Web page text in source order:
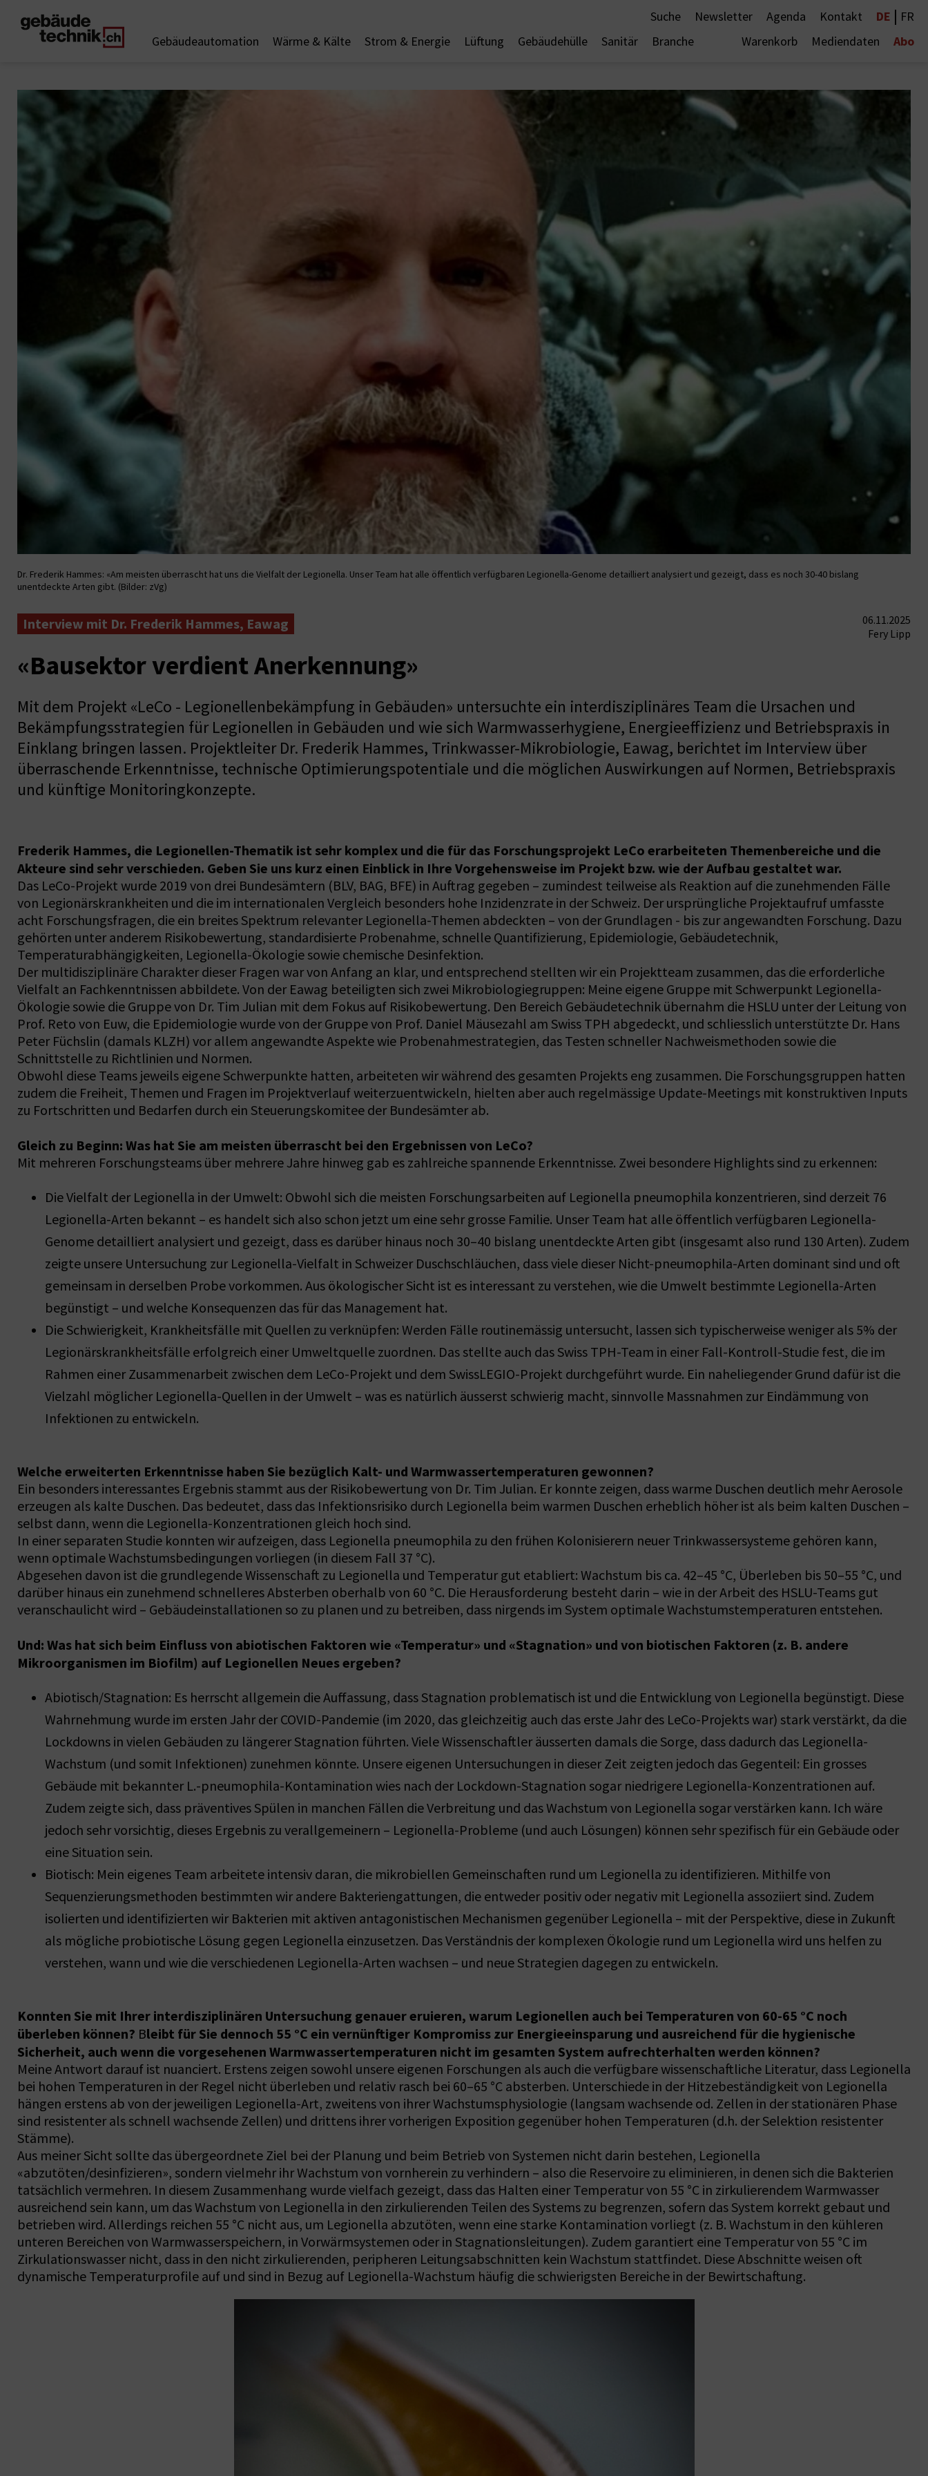
Suche Newsletter Agenda Kontakt DE | FR
Gebäudeautomation
Wärme & Kälte Strom & Energie Lüftung Gebäudehülle Sanitär Branche Warenkorb Mediendaten Abo
Dr. Frederik Hammes: «Am meisten überrascht hat uns die Vielfalt der Legionella. Unser Team hat alle öffentlich verfügbaren Legionella-Genome detailliert analysiert und gezeigt, dass es noch 30-40 bislang
unentdeckte Arten gibt. (Bilder: zVg)
Interview mit Dr. Frederik Hammes, Eawag
06.11.2025
Fery Lipp
«Bausektor verdient Anerkennung»
Mit dem Projekt «LeCo - Legionellenbekämpfung in Gebäuden» untersuchte ein interdisziplinäres Team die Ursachen und
Bekämpfungsstrategien für Legionellen in Gebäuden und wie sich Warmwasserhygiene, Energieeffizienz und Betriebspraxis in
Einklang bringen lassen. Projektleiter Dr. Frederik Hammes, Trinkwasser-Mikrobiologie, Eawag, berichtet im Interview über
überraschende Erkenntnisse, technische Optimierungspotentiale und die möglichen Auswirkungen auf Normen, Betriebspraxis
und künftige Monitoringkonzepte.
Frederik Hammes, die Legionellen-Thematik ist sehr komplex und die für das Forschungsprojekt LeCo erarbeiteten Themenbereiche und die
Akteure sind sehr verschieden. Geben Sie uns kurz einen Einblick in Ihre Vorgehensweise im Projekt bzw. wie der Aufbau gestaltet war.
Das LeCo-Projekt wurde 2019 von drei Bundesämtern (BLV, BAG, BFE) in Auftrag gegeben – zumindest teilweise als Reaktion auf die zunehmenden Fälle
von Legionärskrankheiten und die im internationalen Vergleich besonders hohe Inzidenzrate in der Schweiz. Der ursprüngliche Projektaufruf umfasste
acht Forschungsfragen, die ein breites Spektrum relevanter Legionella-Themen abdeckten – von der Grundlagen - bis zur angewandten Forschung. Dazu
gehörten unter anderem Risikobewertung, standardisierte Probenahme, schnelle Quantifizierung, Epidemiologie, Gebäudetechnik,
Temperaturabhängigkeiten, Legionella-Ökologie sowie chemische Desinfektion.
Der multidisziplinäre Charakter dieser Fragen war von Anfang an klar, und entsprechend stellten wir ein Projektteam zusammen, das die erforderliche
Vielfalt an Fachkenntnissen abbildete. Von der Eawag beteiligten sich zwei Mikrobiologiegruppen: Meine eigene Gruppe mit Schwerpunkt Legionella-
Ökologie sowie die Gruppe von Dr. Tim Julian mit dem Fokus auf Risikobewertung. Den Bereich Gebäudetechnik übernahm die HSLU unter der Leitung von
Prof. Reto von Euw, die Epidemiologie wurde von der Gruppe von Prof. Daniel Mäusezahl am Swiss TPH abgedeckt, und schliesslich unterstützte Dr. Hans
Peter Füchslin (damals KLZH) vor allem angewandte Aspekte wie Probenahmestrategien, das Testen schneller Nachweismethoden sowie die
Schnittstelle zu Richtlinien und Normen.
Obwohl diese Teams jeweils eigene Schwerpunkte hatten, arbeiteten wir während des gesamten Projekts eng zusammen. Die Forschungsgruppen hatten
zudem die Freiheit, Themen und Fragen im Projektverlauf weiterzuentwickeln, hielten aber auch regelmässige Update-Meetings mit konstruktiven Inputs
zu Fortschritten und Bedarfen durch ein Steuerungskomitee der Bundesämter ab.
Gleich zu Beginn: Was hat Sie am meisten überrascht bei den Ergebnissen von LeCo?
Mit mehreren Forschungsteams über mehrere Jahre hinweg gab es zahlreiche spannende Erkenntnisse. Zwei besondere Highlights sind zu erkennen:
Die Vielfalt der Legionella in der Umwelt: Obwohl sich die meisten Forschungsarbeiten auf Legionella pneumophila konzentrieren, sind derzeit 76
Legionella-Arten bekannt – es handelt sich also schon jetzt um eine sehr grosse Familie. Unser Team hat alle öffentlich verfügbaren Legionella-
Genome detailliert analysiert und gezeigt, dass es darüber hinaus noch 30–40 bislang unentdeckte Arten gibt (insgesamt also rund 130 Arten). Zudem
zeigte unsere Untersuchung zur Legionella-Vielfalt in Schweizer Duschschläuchen, dass viele dieser Nicht-pneumophila-Arten dominant sind und oft
gemeinsam in derselben Probe vorkommen. Aus ökologischer Sicht ist es interessant zu verstehen, wie die Umwelt bestimmte Legionella-Arten
begünstigt – und welche Konsequenzen das für das Management hat.
Die Schwierigkeit, Krankheitsfälle mit Quellen zu verknüpfen: Werden Fälle routinemässig untersucht, lassen sich typischerweise weniger als 5% der
Legionärskrankheitsfälle erfolgreich einer Umweltquelle zuordnen. Das stellte auch das Swiss TPH-Team in einer Fall-Kontroll-Studie fest, die im
Rahmen einer Zusammenarbeit zwischen dem LeCo-Projekt und dem SwissLEGIO-Projekt durchgeführt wurde. Ein naheliegender Grund dafür ist die
Vielzahl möglicher Legionella-Quellen in der Umwelt – was es natürlich äusserst schwierig macht, sinnvolle Massnahmen zur Eindämmung von
Infektionen zu entwickeln.
Welche erweiterten Erkenntnisse haben Sie bezüglich Kalt- und Warmwassertemperaturen gewonnen?
Ein besonders interessantes Ergebnis stammt aus der Risikobewertung von Dr. Tim Julian. Er konnte zeigen, dass warme Duschen deutlich mehr Aerosole
erzeugen als kalte Duschen. Das bedeutet, dass das Infektionsrisiko durch Legionella beim warmen Duschen erheblich höher ist als beim kalten Duschen –
selbst dann, wenn die Legionella-Konzentrationen gleich hoch sind.
In einer separaten Studie konnten wir aufzeigen, dass Legionella pneumophila zu den frühen Kolonisierern neuer Trinkwassersysteme gehören kann,
wenn optimale Wachstumsbedingungen vorliegen (in diesem Fall 37 °C).
Abgesehen davon ist die grundlegende Wissenschaft zu Legionella und Temperatur gut etabliert: Wachstum bis ca. 42–45 °C, Überleben bis 50–55 °C, und
darüber hinaus ein zunehmend schnelleres Absterben oberhalb von 60 °C. Die Herausforderung besteht darin – wie in der Arbeit des HSLU-Teams gut
veranschaulicht wird – Gebäudeinstallationen so zu planen und zu betreiben, dass nirgends im System optimale Wachstumstemperaturen entstehen.
Und: Was hat sich beim Einfluss von abiotischen Faktoren wie «Temperatur» und «Stagnation» und von biotischen Faktoren (z. B. andere
Mikroorganismen im Biofilm) auf Legionellen Neues ergeben?
Abiotisch/Stagnation: Es herrscht allgemein die Auffassung, dass Stagnation problematisch ist und die Entwicklung von Legionella begünstigt. Diese
Wahrnehmung wurde im ersten Jahr der COVID-Pandemie (im 2020, das gleichzeitig auch das erste Jahr des LeCo-Projekts war) stark verstärkt, da die
Lockdowns in vielen Gebäuden zu längerer Stagnation führten. Viele Wissenschaftler äusserten damals die Sorge, dass dadurch das Legionella-
Wachstum (und somit Infektionen) zunehmen könnte. Unsere eigenen Untersuchungen in dieser Zeit zeigten jedoch das Gegenteil: Ein grosses
Gebäude mit bekannter L.-pneumophila-Kontamination wies nach der Lockdown-Stagnation sogar niedrigere Legionella-Konzentrationen auf.
Zudem zeigte sich, dass präventives Spülen in manchen Fällen die Verbreitung und das Wachstum von Legionella sogar verstärken kann. Ich wäre
jedoch sehr vorsichtig, dieses Ergebnis zu verallgemeinern – Legionella-Probleme (und auch Lösungen) können sehr spezifisch für ein Gebäude oder
eine Situation sein.
Biotisch: Mein eigenes Team arbeitete intensiv daran, die mikrobiellen Gemeinschaften rund um Legionella zu identifizieren. Mithilfe von
Sequenzierungsmethoden bestimmten wir andere Bakteriengattungen, die entweder positiv oder negativ mit Legionella assoziiert sind. Zudem
isolierten und identifizierten wir Bakterien mit aktiven antagonistischen Mechanismen gegenüber Legionella – mit der Perspektive, diese in Zukunft
als mögliche probiotische Lösung gegen Legionella einzusetzen. Das Verständnis der komplexen Ökologie rund um Legionella wird uns helfen zu
verstehen, wann und wie die verschiedenen Legionella-Arten wachsen – und neue Strategien dagegen zu entwickeln.
Konnten Sie mit Ihrer interdisziplinären Untersuchung genauer eruieren, warum Legionellen auch bei Temperaturen von 60-65 °C noch
überleben können? Bleibt für Sie dennoch 55 °C ein vernünftiger Kompromiss zur Energieeinsparung und ausreichend für die hygienische
Sicherheit, auch wenn die vorgesehenen Warmwassertemperaturen nicht im gesamten System aufrechterhalten werden können?
Meine Antwort darauf ist nuanciert. Erstens zeigen sowohl unsere eigenen Forschungen als auch die verfügbare wissenschaftliche Literatur, dass Legionella
bei hohen Temperaturen in der Regel nicht überleben und relativ rasch bei 60–65 °C absterben. Unterschiede in der Hitzebeständigkeit von Legionella
hängen erstens ab von der jeweiligen Legionella-Art, zweitens von ihrer Wachstumsphysiologie (langsam wachsende od. Zellen in der stationären Phase
sind resistenter als schnell wachsende Zellen) und drittens ihrer vorherigen Exposition gegenüber hohen Temperaturen (d.h. der Selektion resistenter
Stämme).
Aus meiner Sicht sollte das übergeordnete Ziel bei der Planung und beim Betrieb von Systemen nicht darin bestehen, Legionella
«abzutöten/desinfizieren», sondern vielmehr ihr Wachstum von vornherein zu verhindern – also die Reservoire zu eliminieren, in denen sich die Bakterien
tatsächlich vermehren. In diesem Zusammenhang wurde vielfach gezeigt, dass das Halten einer Temperatur von 55 °C in zirkulierendem Warmwasser
ausreichend sein kann, um das Wachstum von Legionella in den zirkulierenden Teilen des Systems zu begrenzen, sofern das System korrekt gebaut und
betrieben wird. Allerdings reichen 55 °C nicht aus, um Legionella abzutöten, wenn eine starke Kontamination vorliegt (z. B. Wachstum in den kühleren
unteren Bereichen von Warmwasserspeichern, in Vorwärmsystemen oder in Stagnationsleitungen). Zudem garantiert eine Temperatur von 55 °C im
Zirkulationswasser nicht, dass in den nicht zirkulierenden, peripheren Leitungsabschnitten kein Wachstum stattfindet. Diese Abschnitte weisen oft
dynamische Temperaturprofile auf und sind in Bezug auf Legionella-Wachstum häufig die schwierigsten Bereiche in der Bewirtschaftung.